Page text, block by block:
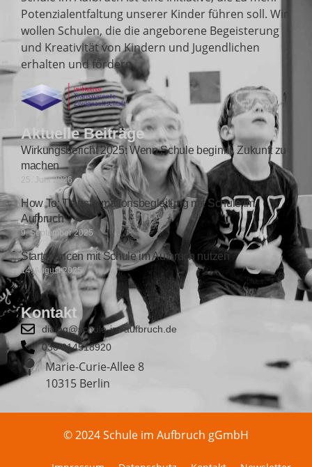
Potenzialentfaltung unserer Kinder führen soll. Wir
wollen Schulen, die die angeborene Begeisterung
und Kreativität von Kindern und Jugendlichen
erhalten und fördern.
Aktuelle Beiträge
Wirkungsbericht 2025: Wenn Schule beginnt, Zukunft zu
machen
25. Juni 2026
How To: Transformationsbegleitung mit Schule im
Aufbruch
9. September 2025
Startchancen mit Schule im Aufbruch nutzen
14. August 2025
Kontakt
dialog@schule-im-aufbruch.de
030 814518920
Marie-Curie-Allee 8
10315 Berlin
© 2024 Schule im Aufbruch gGmbH